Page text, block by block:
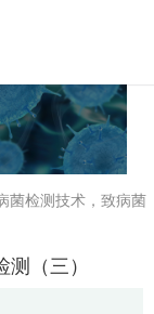
病菌检测等相关信
展示，敬请关注！
联系我们
菌检测技术，致病菌
（三）